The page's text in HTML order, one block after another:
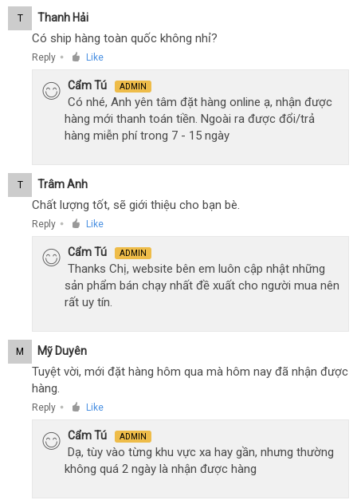
T Thanh Hải
Có ship hàng toàn quốc không nhỉ?
Reply ● Like
Cẩm Tú ADMIN
Có nhé, Anh yên tâm đặt hàng online ạ, nhận được
hàng mới thanh toán tiền. Ngoài ra được đổi/trả
hàng miễn phí trong 7 - 15 ngày
T Trâm Anh
Chất lượng tốt, sẽ giới thiệu cho bạn bè.
Reply ● Like
Cẩm Tú ADMIN
Thanks Chị, website bên em luôn cập nhật những
sản phẩm bán chạy nhất đề xuất cho người mua nên
rất uy tín.
M Mỹ Duyên
Tuyệt vời, mới đặt hàng hôm qua mà hôm nay đã nhận được
hàng.
Reply ● Like
Cẩm Tú ADMIN
Dạ, tùy vào từng khu vực xa hay gần, nhưng thường
không quá 2 ngày là nhận được hàng